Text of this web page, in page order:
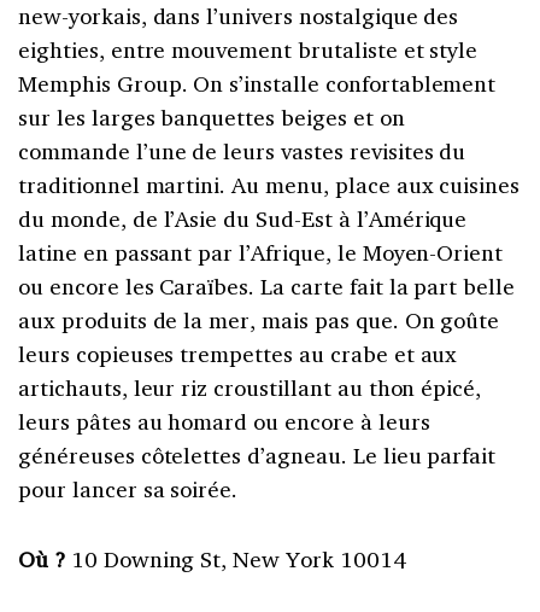
new-yorkais, dans l’univers nostalgique des
eighties, entre mouvement brutaliste et style
Memphis Group. On s’installe confortablement
sur les larges banquettes beiges et on
commande l’une de leurs vastes revisites du
traditionnel martini. Au menu, place aux cuisines
du monde, de l’Asie du Sud-Est à l’Amérique
latine en passant par l’Afrique, le Moyen-Orient
ou encore les Caraïbes. La carte fait la part belle
aux produits de la mer, mais pas que. On goûte
leurs copieuses trempettes au crabe et aux
artichauts, leur riz croustillant au thon épicé,
leurs pâtes au homard ou encore à leurs
généreuses côtelettes d’agneau. Le lieu parfait
pour lancer sa soirée.
Où ?10 Downing St, New York 10014